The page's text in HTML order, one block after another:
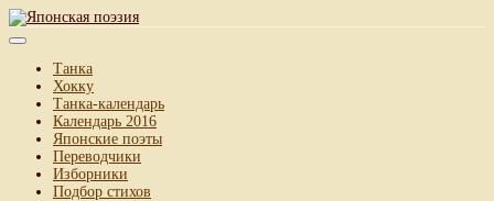
Танка
Хокку
Танка-календарь
Календарь 2016
Японские поэты
Переводчики
Изборники
Подбор стихов